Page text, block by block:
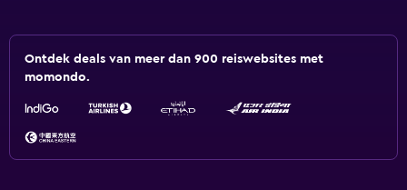
Ontdek deals van meer dan 900 reiswebsites met
momondo.